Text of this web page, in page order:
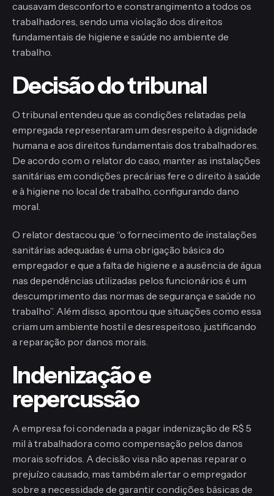
causavam desconforto e constrangimento a todos os
trabalhadores, sendo uma violação dos direitos
fundamentais de higiene e saúde no ambiente de
trabalho.
Decisão do tribunal
O tribunal entendeu que as condições relatadas pela
empregada representaram um desrespeito à dignidade
humana e aos direitos fundamentais dos trabalhadores.
De acordo com o relator do caso, manter as instalações
sanitárias em condições precárias fere o direito à saúde
e à higiene no local de trabalho, configurando dano
moral.
O relator destacou que “o fornecimento de instalações
sanitárias adequadas é uma obrigação básica do
empregador e que a falta de higiene e a ausência de água
nas dependências utilizadas pelos funcionários é um
descumprimento das normas de segurança e saúde no
trabalho”. Além disso, apontou que situações como essa
criam um ambiente hostil e desrespeitoso, justificando
a reparação por danos morais.
Indenização e
repercussão
A empresa foi condenada a pagar indenização de R$ 5
mil à trabalhadora como compensação pelos danos
morais sofridos. A decisão visa não apenas reparar o
prejuízo causado, mas também alertar o empregador
sobre a necessidade de garantir condições básicas de